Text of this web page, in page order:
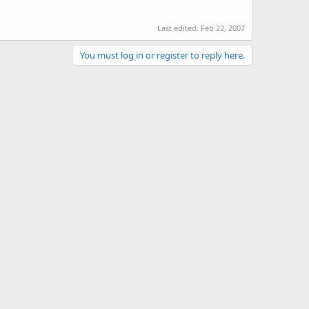
Last edited: Feb 22, 2007
You must log in or register to reply here.